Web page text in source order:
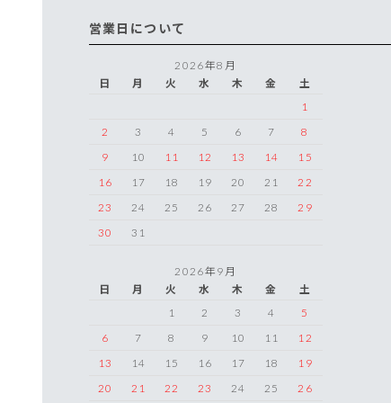
営業日について
2026年8月
日
月 火 水 木 金
土
1
2
3 4 5 6 7
8
9
10 11 12 13 14
15
16
17 18 19 20 21
22
23
24 25 26 27 28
29
30
31
2026年9月
日
月 火 水 木 金
土
1
2 3 4
5
6
7 8 9 10 11
12
13
14 15 16 17 18
19
20
21 22 23 24 25 26